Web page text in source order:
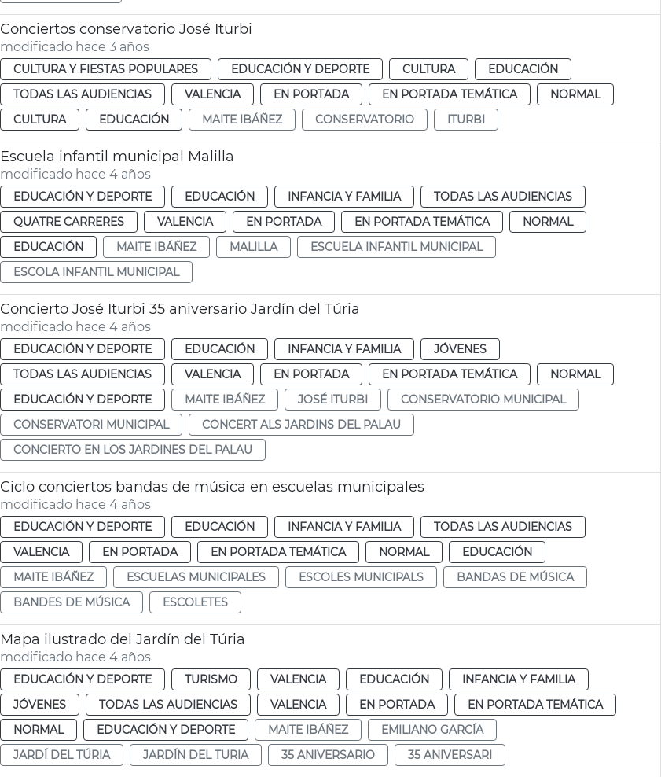
Conciertos conservatorio José Iturbi
modificado hace 3 años
CULTURA Y FIESTAS POPULARES EDUCACIÓN Y DEPORTE CULTURA
EDUCACIÓN
TODAS LAS AUDIENCIAS
VALENCIA EN PORTADA EN PORTADA TEMÁTICA
NORMAL
CULTURA
EDUCACIÓN MAITE IBÁÑEZ CONSERVATORIO ITURBI
Escuela infantil municipal Malilla
modificado hace 4 años
EDUCACIÓN Y DEPORTE EDUCACIÓN INFANCIA Y FAMILIA
TODAS LAS AUDIENCIAS
QUATRE CARRERES
VALENCIA EN PORTADA EN PORTADA TEMÁTICA
NORMAL
EDUCACIÓN
MAITE IBÁÑEZ MALILLA
ESCUELA INFANTIL MUNICIPAL
ESCOLA INFANTIL MUNICIPAL
Concierto José Iturbi 35 aniversario Jardín del Túria
modificado hace 4 años
EDUCACIÓN Y DEPORTE EDUCACIÓN INFANCIA Y FAMILIA
JÓVENES
TODAS LAS AUDIENCIAS
VALENCIA EN PORTADA EN PORTADA TEMÁTICA
NORMAL
EDUCACIÓN Y DEPORTE
MAITE IBÁÑEZ JOSÉ ITURBI
CONSERVATORIO MUNICIPAL
CONSERVATORI MUNICIPAL
CONCERT ALS JARDINS DEL PALAU
CONCIERTO EN LOS JARDINES DEL PALAU
Ciclo conciertos bandas de música en escuelas municipales
modificado hace 4 años
EDUCACIÓN Y DEPORTE EDUCACIÓN INFANCIA Y FAMILIA
TODAS LAS AUDIENCIAS
VALENCIA
EN PORTADA EN PORTADA TEMÁTICA NORMAL
EDUCACIÓN
MAITE IBÁÑEZ
ESCUELAS MUNICIPALES ESCOLES MUNICIPALS
BANDAS DE MÚSICA
BANDES DE MÚSICA
ESCOLETES
Mapa ilustrado del Jardín del Túria
modificado hace 4 años
EDUCACIÓN Y DEPORTE TURISMO VALENCIA EDUCACIÓN
INFANCIA Y FAMILIA
JÓVENES
TODAS LAS AUDIENCIAS VALENCIA EN PORTADA
EN PORTADA TEMÁTICA
NORMAL
EDUCACIÓN Y DEPORTE MAITE IBÁÑEZ
EMILIANO GARCÍA
JARDÍ DEL TÚRIA
JARDÍN DEL TURIA 35 ANIVERSARIO 35 ANIVERSARI